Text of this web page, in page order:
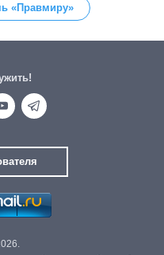
«Правмиру»